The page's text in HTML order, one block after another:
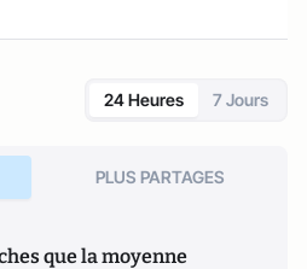
24 Heures 7 Jours
PLUS PARTAGES
que la moyenne